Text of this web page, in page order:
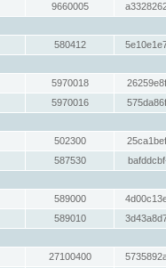
9660005
580412
5970018
5970016
502300
587530
589000
589010
27100400